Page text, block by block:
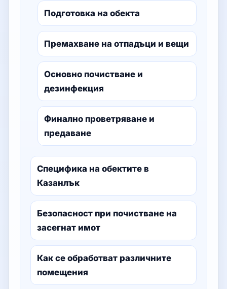
Подготовка на обекта
Премахване на отпадъци и вещи
Основно почистване и
дезинфекция
Финално проветряване и
предаване
Специфика на обектите в
Казанлък
Безопасност при почистване на
засегнат имот
Как се обработват различните
помещения